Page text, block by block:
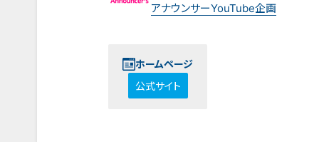
アナウンサーYouTube企画
ホームページ
公式サイト